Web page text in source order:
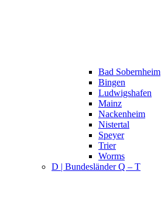
Bad Sobernheim
Bingen
Ludwigshafen
Mainz
Nackenheim
Nistertal
Speyer
Trier
Worms
D | Bundesländer Q – T